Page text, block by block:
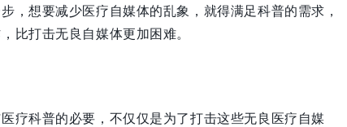
，想要减少医疗自媒体的乱象，就得满足科普的需求，
比打击无良自媒体更加困难。
疗科普的必要，不仅仅是为了打击这些无良医疗自媒